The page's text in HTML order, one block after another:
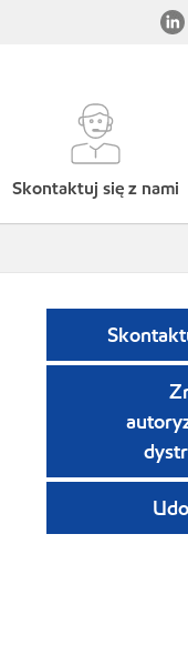
Skontaktuj się z nami